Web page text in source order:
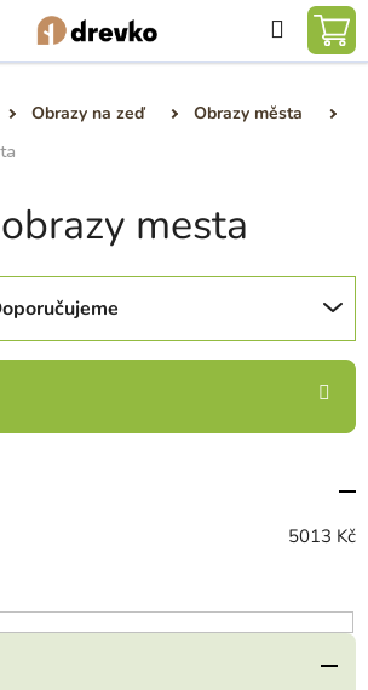
Hledat
Obrazy na zeď
Obrazy města
mesta
5013 Kč